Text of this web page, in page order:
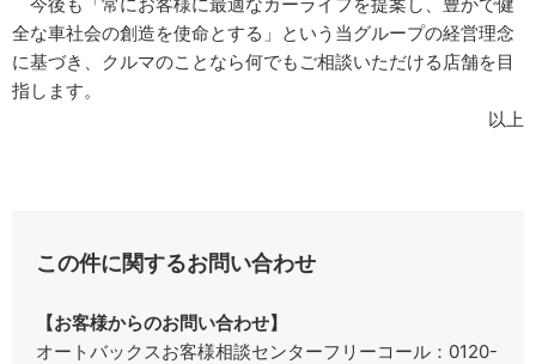
全な車社会の創造を使命とする」という当グループの経営理念
に基づき、クルマのことなら何でもご相談いただける店舗を目
指します。
以上
この件に関するお問い合わせ
【お客様からのお問い合わせ】
オートバックスお客様相談センターフリーコール：0120-